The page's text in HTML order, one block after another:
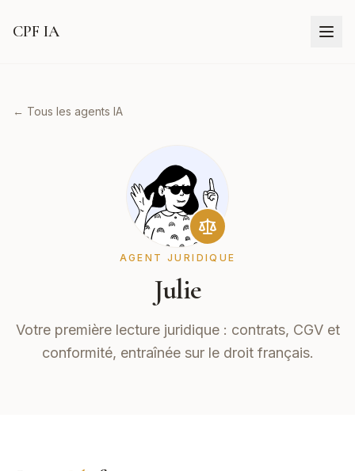
CPF IA
← Tous les agents IA
AGENT JURIDIQUE
Julie
Votre première lecture juridique : contrats, CGV et
conformité, entraînée sur le droit français.